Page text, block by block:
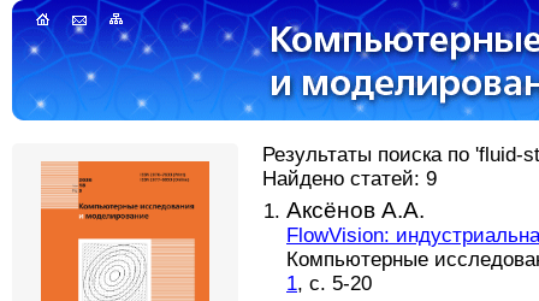
Результаты поиска по 'fluid-
Найдено статей: 9
Аксёнов А.А.
FlowVision:
Компьютерные
1, с. 5-20